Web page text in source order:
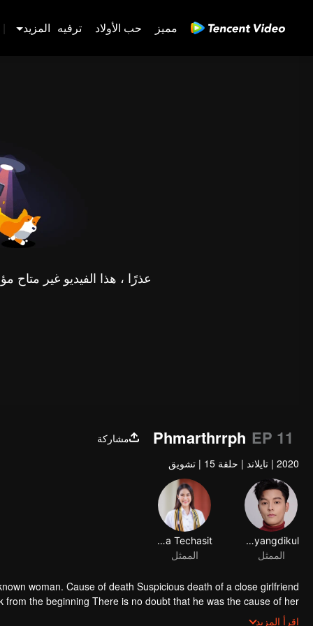
مميز حب الأولاد ترفيه المزيد |
عذرًا ، هذا الفيديو غير
Phmarthrrph EP 11
مشاركة
2020
| تايلاند | حلقة 15 | تشويق
Masu Junyangdikul
الممثل
Ranida Techasit
الممثل
woman. Cause of death Suspicious death of a close girlfriend
the beginning There is no doubt that he was the cause of her
some reasons. At the same time, Yu tried to attract her attention.
اقرأ المزيد